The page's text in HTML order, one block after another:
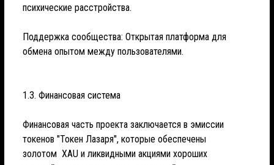
психические расстройства.
Поддержка сообщества: Открытая платформа для
обмена опытом между пользователями.
1.3. Финансовая система
Финансовая часть проекта заключается в эмиссии
токенов "Токен Лазаря", которые обеспечены
золотом ХАU и ликвидными акциями хороших